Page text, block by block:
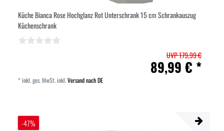
Küche Bianca Rose Hochglanz Rot Unterschrank 15 cm Schrankauszug
Küchenschrank
UVP 179,99 €
89,99 € *
*inkl. ges. MwSt.inkl.Versand nach DE
-47%